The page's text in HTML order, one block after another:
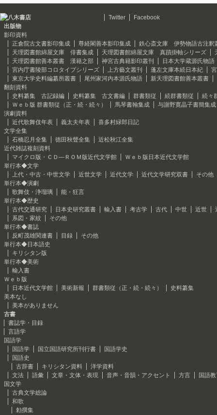
Twitter
Facebook
出版物
影印資料
正倉院古文書影印集成
尊経閣善本影印集成
鉄心斎文庫 伊勢物語古注釈
天理図書館綿屋文庫 俳書集成
天理図書館綿屋文庫 真蹟掛軸シリーズ
天理図書館善本叢書 漢籍之部
神宮古典籍影印叢刊
日本大学蔵源氏物語
宮内庁書陵部コロタイプシリーズ
上方藝文叢刊 蓬左文庫本続日本紀
東京大学史料編纂所叢書
尾州家河内本源氏物語
新天理図書館善本叢書
翻刻資料
史料纂集 古記録編
史料纂集 古文書編 群書類従 続群書類従
続々
Ｗｅｂ版 群書類従（正・続・続々）
馬琴書翰集成
与謝野寛晶子書簡集成
演劇資料
近代歌舞伎年表
義太夫年表
喜多村緑郎日記
文学全集
石橋忍月全集
徳田秋聲全集
近松秋江全集
近代雑誌複刻資料
マイクロ版・ＣＤ―ＲＯＭ版近代文学館
Ｗｅｂ版日本近代文学館
単行本◆文学
上代・中古・中世文学
近世文学 近代文学 近代文学研究双書
その他
単行本◆演劇
歌舞伎・浄瑠璃
能・狂言
単行本◆歴史
古代交通研究
日本史研究叢書 輸入書 考古学 古代 中世 近世
系図・家紋
その他
単行本◆書誌
反町茂雄関連書
目録
その他
単行本◆日本語史
キリシタン版
単行本◆美術
輸入書
Ｗｅｂ版
日本近代文学館
美術新報 群書類従（正・続・続々）
史料纂集
美本なし
美本がありません
古書
書誌学・目録
言語学
国語学
国語学
国立国語研究所刊行書
国語学史
国語史
古辞書
キリシタン資料
洋学資料
文法
語彙 文章・文体・表現 音声・音韻・アクセント 方言
国語
国文学
古典文学総論
和歌
勅撰集